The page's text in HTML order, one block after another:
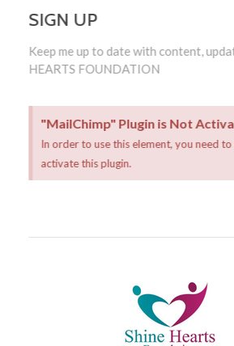
SIGN UP
Keep me up to date with content,
HEARTS FOUNDATION
"MailChimp" Plugin is Not
In order to use this element, you need
activate this plugin.